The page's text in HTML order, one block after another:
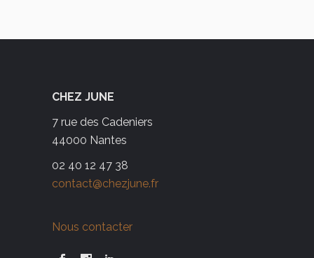
CHEZ JUNE
7 rue des Cadeniers
44000 Nantes
02 40 12 47 38
contact@chezjune.fr
Nous contacter